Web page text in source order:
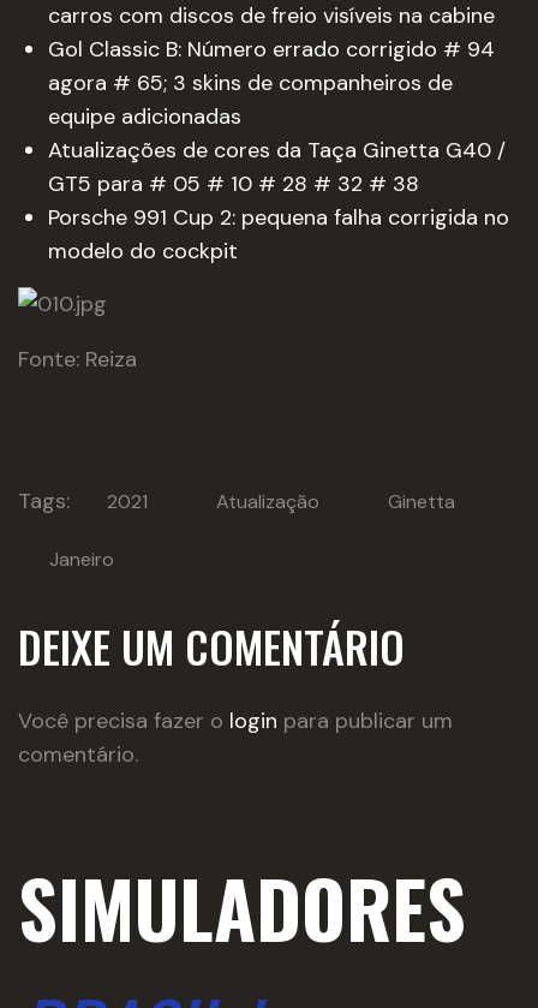
carros com discos de freio visíveis na cabine
Gol Classic B: Número errado corrigido # 94
agora # 65; 3 skins de companheiros de
equipe adicionadas
Atualizações de cores da Taça Ginetta G40 /
GT5 para # 05 # 10 # 28 # 32 # 38
Porsche 991 Cup 2: pequena falha corrigida no
modelo do cockpit
Fonte: Reiza
Tags: 2021 Atualização Ginetta
Janeiro
DEIXE UM COMENTÁRIO
Você precisa fazer o login para publicar um
comentário.
SIMULADORES